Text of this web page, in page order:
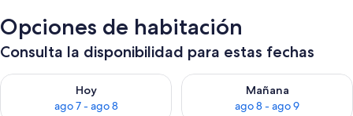
Opciones de habitación
Consulta la disponibilidad para estas fechas
Hoy
ago 7 - ago 8
Consulta la disponibilidad para hoy ago 7 - ago 8
Mañana
ago 8 - ago 9
Consulta la disponibilidad